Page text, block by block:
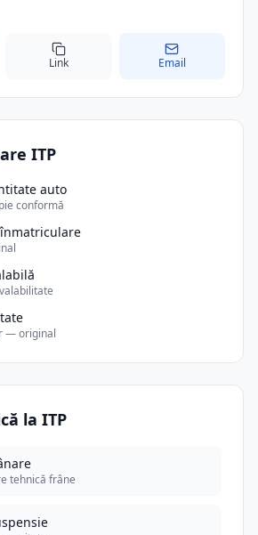
ITP
auto
conformă
— original
la ITP
tehnică frâne
Link Email